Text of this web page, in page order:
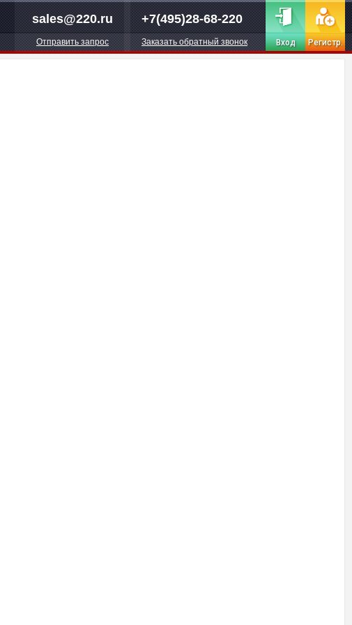
sales@220.ru
Отправить запрос
+7(495)28-68-220
Заказать обратный звонок Вход Регистр.